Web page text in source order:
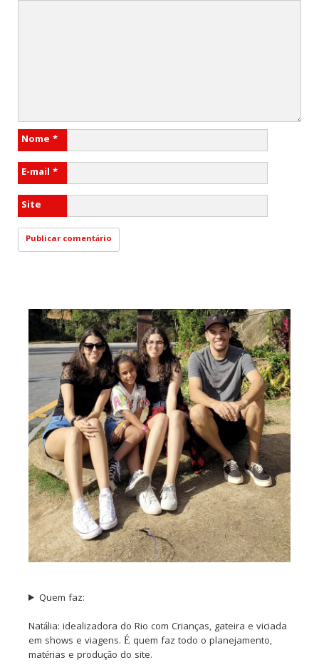
Nome *
E-mail *
Site
Quem faz:
Natália: idealizadora do Rio com Crianças, gateira e viciada
em shows e viagens. É quem faz todo o planejamento,
matérias e produção do site.